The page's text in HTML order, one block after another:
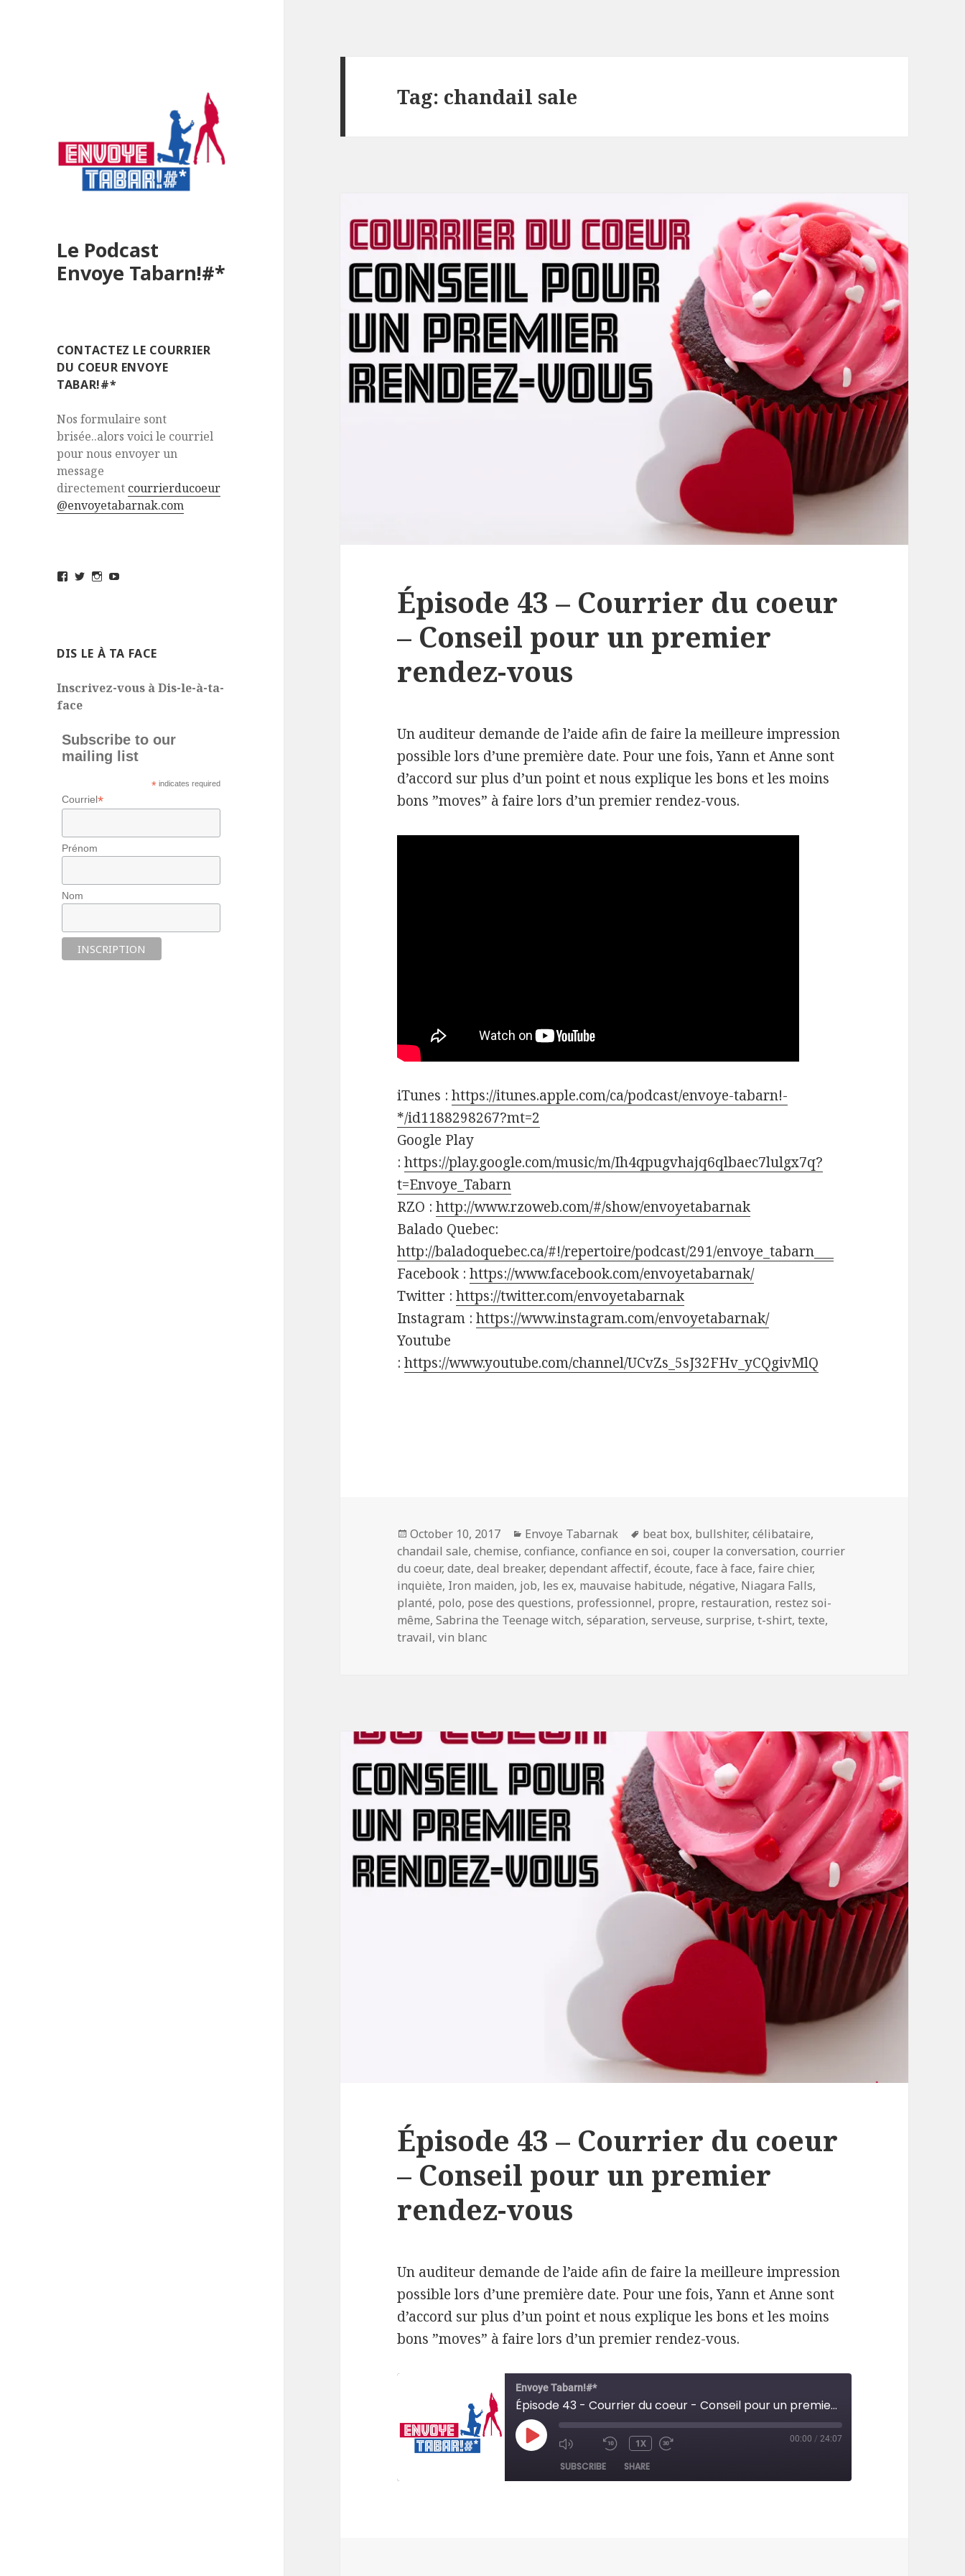
Le Podcast
Envoye Tabarn!#*
CONTACTEZ LE COURRIER
DU COEUR ENVOYE
TABAR!#*
Nos formulaire sont
brisée..alors voici le courriel
pour nous envoyer un
message
directement courrierducoeur
@envoyetabarnak.com
ViewViewView
DIS LE À TA FACE
Inscrivez-vous à Dis-le-à-ta-
face
Subscribe to our
mailing list
* indicates required
Courriel*
Prénom
Nom
Tag: chandail sale
Épisode 43 – Courrier du coeur
– Conseil pour un premier
rendez-vous
Un auditeur demande de l’aide afin de faire la meilleure impression
possible lors d’une première date. Pour une fois, Yann et Anne sont
d’accord sur plus d’un point et nous explique les bons et les moins
bons ”moves” à faire lors d’un premier rendez-vous.
iTunes :https://itunes.apple.com/ca/podcast/envoye-tabarn!-
*/id1188298267?mt=2
Google Play
:https://play.google.com/music/m/Ih4qpugvhajq6qlbaec7lulgx7q?
t=Envoye_Tabarn
RZO :http://www.rzoweb.com/#/show/envoyetabarnak
Balado Quebec:
http://baladoquebec.ca/#!/repertoire/podcast/291/envoye_tabarn___
Facebook :https://www.facebook.com/envoyetabarnak/
Twitter :https://twitter.com/envoyetabarnak
Instagram :https://www.instagram.com/envoyetabarnak/
Youtube
:https://www.youtube.com/channel/UCvZs_5sJ32FHv_yCQgivMlQ
Posted
on
October 10, 2017 Categories
Envoye Tabarnak Tags
beat box, bullshiter,célibataire,
chandail sale,chemise,confiance,confiance en soi,couper la conversation,courrier
du coeur,date,deal breaker,dependant affectif,écoute,face à face,faire chier,
inquiète, Iron maiden, job, les ex, mauvaise habitude, négative, Niagara Falls,
planté, polo, pose des questions, professionnel, propre, restauration, restez soi-
même,Sabrina the Teenage witch,séparation,serveuse,surprise,t-shirt,texte,
travail,vin blanc
Épisode 43 – Courrier du coeur
– Conseil pour un premier
rendez-vous
Un auditeur demande de l’aide afin de faire la meilleure impression
possible lors d’une première date. Pour une fois, Yann et Anne sont
d’accord sur plus d’un point et nous explique les bons et les moins
bons ”moves” à faire lors d’un premier rendez-vous.
Envoye Tabarn!#*
Épisode 43 - Courrier du coeur - Conseil pour un premier rendez-vous
PLAY
MUTE/UNMUTE
EPISODE
REWIND
10
SECONDS
1X
30
00:00 / 24:07
SUBSCRIBE SHARE